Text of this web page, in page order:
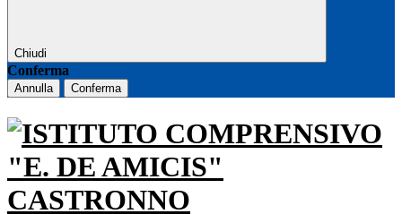
Chiudi
Conferma
Annulla Conferma